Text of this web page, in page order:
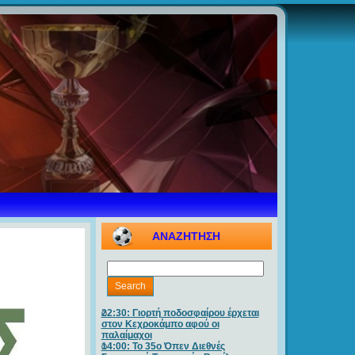
ΑΝΑΖΗΤΗΣΗ
22:30: Γιορτή ποδοσφαίρου έρχεται
στον Κεχροκάμπο αφού οι
παλαίμαχοι
14:00: Το 35ο Όπεν Διεθνές